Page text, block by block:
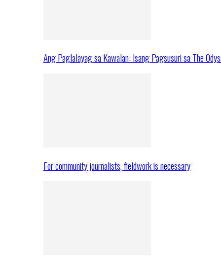
Ang Paglalayag sa Kawalan: Isang Pagsusuri sa The
For community journalists, fieldwork is necessary